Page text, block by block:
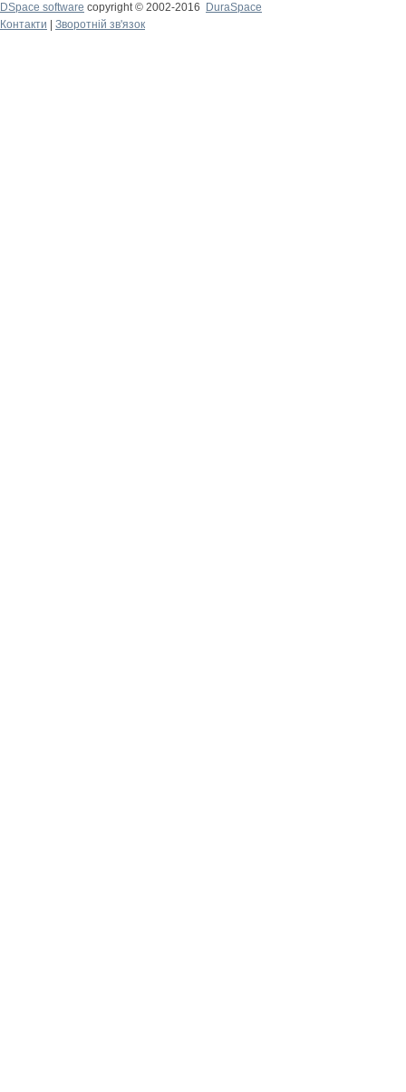
DSpace software copyright © 2002-2016
DuraSpace
Контакти
Зворотній зв'язок